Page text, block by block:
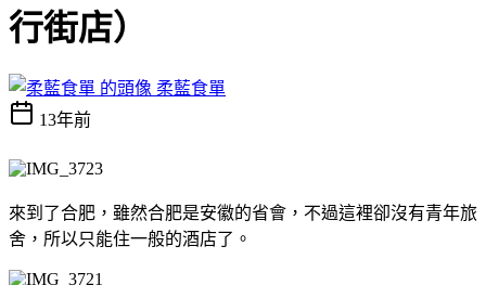
行街店）
柔藍食單
13年前
來到了合肥，雖然合肥是安徽的省會，不過這裡卻沒有青年旅
舍，所以只能住一般的酒店了。